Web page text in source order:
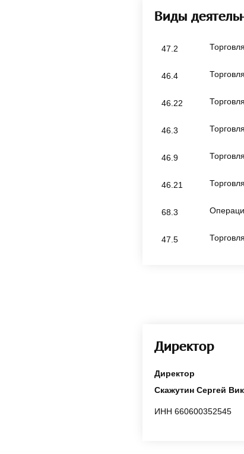
Виды
47.2
46.4
46.22
46.3
46.9
46.21
68.3
47.5
Директор
Директор
Скажутин Сергей
ИНН 660600352545